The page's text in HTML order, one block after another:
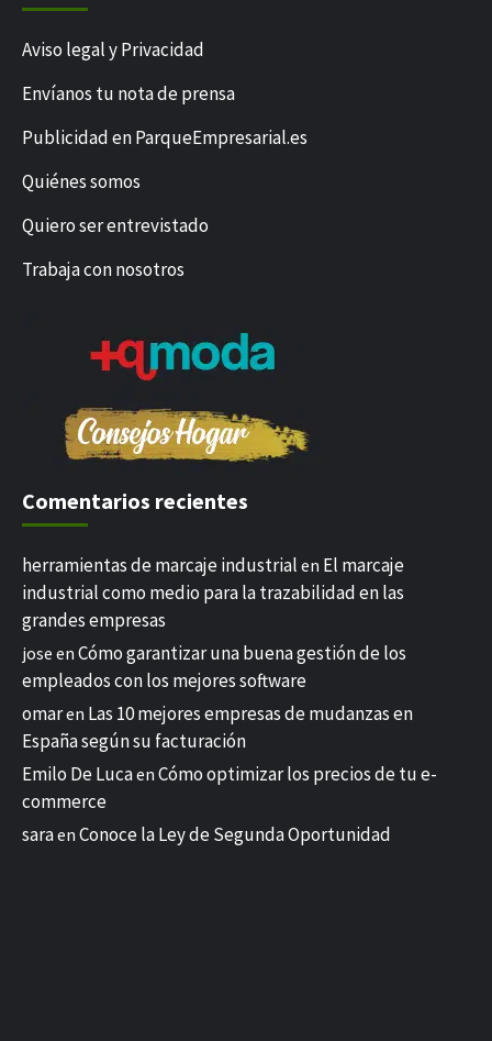
Aviso legal y Privacidad
Envíanos tu nota de prensa
Publicidad en ParqueEmpresarial.es
Quiénes somos
Quiero ser entrevistado
Trabaja con nosotros
Comentarios recientes
herramientas de marcaje industrial en El marcaje
industrial como medio para la trazabilidad en las
grandes empresas
jose en Cómo garantizar una buena gestión de los
empleados con los mejores software
omaren Las 10 mejores empresas de mudanzas en
España según su facturación
Emilo De Lucaen Cómo optimizar los precios de tu e-
commerce
saraen Conoce la Ley de Segunda Oportunidad